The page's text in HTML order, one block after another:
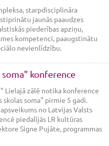
starpdisciplināra
jaunās paaudzes
piederības apziņu,
kompetenci, paaugstinātu
nevienlīdzību.
konference
Lielajā zālē notika konference
soma" pirmie 5 gadi.
no Latvijas Valsts
piedalījās LR kultūras
Signe Pujāte, programmas